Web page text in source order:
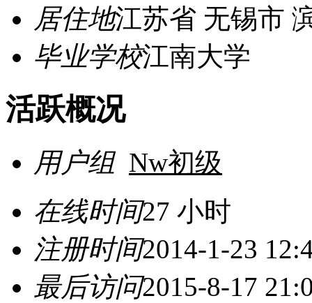
居住地江苏省 无锡市
毕业学校江南大学
活跃概况
用户组 Nw初级
在线时间27 小时
注册时间2014-1-23
最后访问2015-8-17